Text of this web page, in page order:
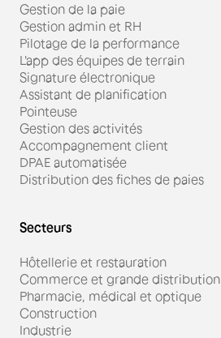
Gestion de la paie
Gestion admin et RH
Pilotage de la performance
L'app des équipes de terrain
Signature électronique
Assistant de planification
Pointeuse
Gestion des activités
Accompagnement client
DPAE automatisée
Distribution des fiches de paies
Secteurs
Hôtellerie et restauration
Commerce et grande distribution
Pharmacie, médical et optique
Construction
Industrie